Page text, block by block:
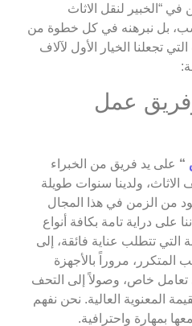
“الخبير لنقل الاثاث
بل نبرهنه في كل خطوة من
تجعلنا الخيار الأول لآلاف
عمل
“ على يد فريق من الخبراء
ولدينا سنوات طويلة
من الزمن في هذا المجال
على دراية تامة بكافة أنواع
التي تتطلب عناية فائقة، إلى
المتكرر، مروراً بالأجهزة
تعامل خاص، وصولاً إلى التحف
المعنوية العالية. نحن نفهم
بمهارة واحترافية.